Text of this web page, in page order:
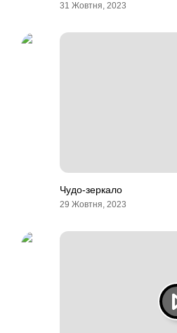
31 Жовтня, 2023
Чудо-зеркало
29 Жовтня, 2023